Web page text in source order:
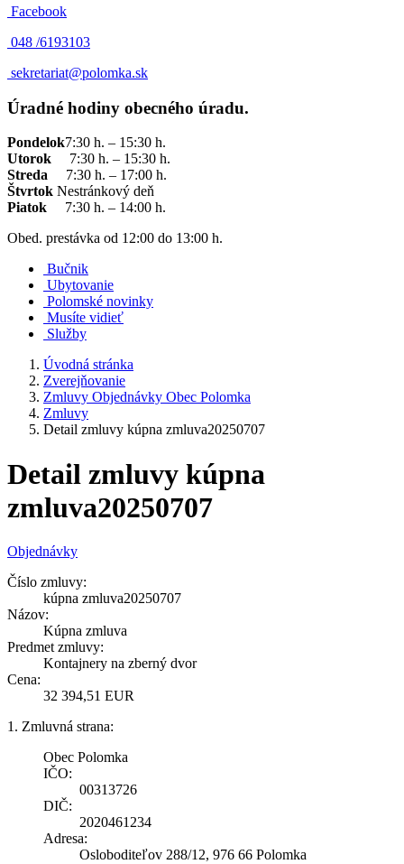
Facebook
048 /6193103
sekretariat@polomka.sk
Úradné hodiny obecného úradu.
Pondelok7:30 h. – 15:30 h.
Utorok 7:30 h. – 15:30 h.
Streda 7:30 h. – 17:00 h.
Štvrtok Nestránkový deň
Piatok
7:30 h. – 14:00 h.
Obed. prestávka od 12:00 do 13:00 h.
Bučnik
Ubytovanie
Polomské novinky
Musíte vidieť
Služby
Úvodná stránka
Zverejňovanie
Zmluvy Objednávky Obec Polomka
Zmluvy
Detail zmluvy kúpna zmluva20250707
Detail zmluvy kúpna
zmluva20250707
Objednávky
Číslo zmluvy:
kúpna zmluva20250707
Názov:
Kúpna zmluva
Predmet zmluvy:
Kontajnery na zberný dvor
Cena:
32 394,51 EUR
1. Zmluvná strana:
Obec Polomka
IČO:
00313726
DIČ:
2020461234
Adresa:
Osloboditeľov 288/12, 976 66 Polomka